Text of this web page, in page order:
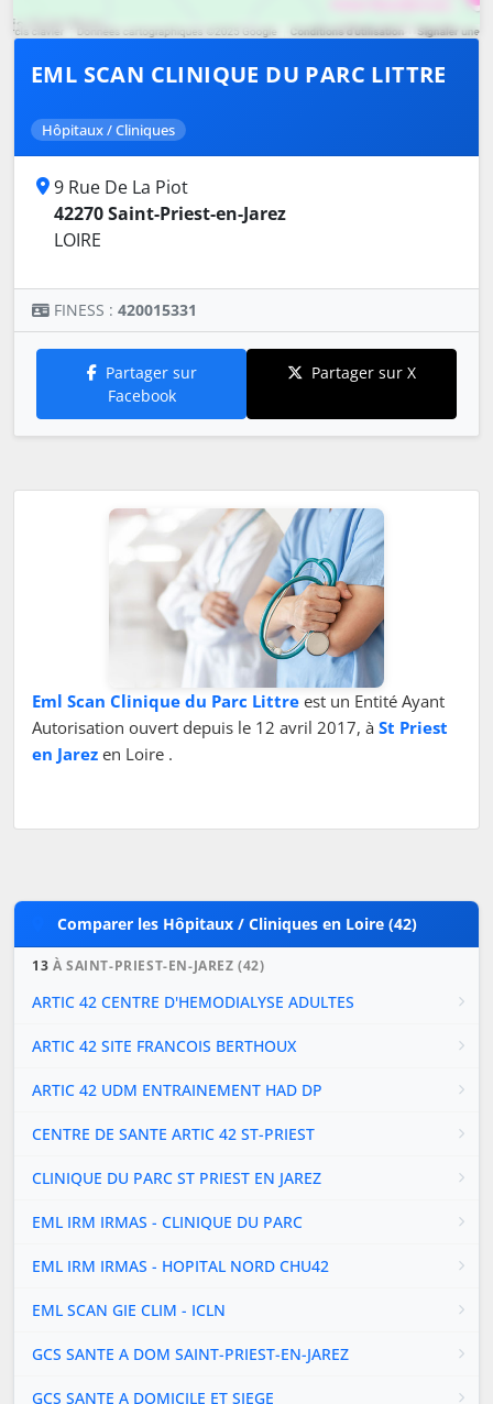
EML SCAN CLINIQUE DU PARC LITTRE
Hôpitaux / Cliniques
9 Rue De La Piot
42270 Saint-Priest-en-Jarez
LOIRE
FINESS : 420015331
Partager sur
Facebook
Partager sur X
Eml Scan Clinique du Parc Littre est un Entité Ayant
Autorisation ouvert depuis le 12 avril 2017, à St Priest
en Jarez en Loire .
Comparer les Hôpitaux / Cliniques en Loire (42)
13 À SAINT-PRIEST-EN-JAREZ (42)
ARTIC 42 CENTRE D'HEMODIALYSE ADULTES
ARTIC 42 SITE FRANCOIS BERTHOUX
ARTIC 42 UDM ENTRAINEMENT HAD DP
CENTRE DE SANTE ARTIC 42 ST-PRIEST
CLINIQUE DU PARC ST PRIEST EN JAREZ
EML IRM IRMAS - CLINIQUE DU PARC
EML IRM IRMAS - HOPITAL NORD CHU42
EML SCAN GIE CLIM - ICLN
GCS SANTE A DOM SAINT-PRIEST-EN-JAREZ
GCS SANTE A DOMICILE ET SIEGE